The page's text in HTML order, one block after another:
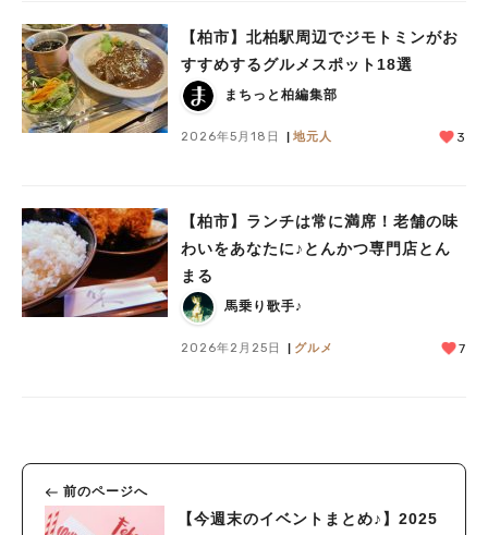
【柏市】北柏駅周辺でジモトミンがお
すすめするグルメスポット18選
まちっと柏編集部
2026年5月18日 地元人 3
【柏市】ランチは常に満席！老舗の味
わいをあなたに♪とんかつ専門店とん
まる
馬乗り歌手♪
2026年2月25日 グルメ 7
前のページへ
【今週末のイベントまとめ♪】2025